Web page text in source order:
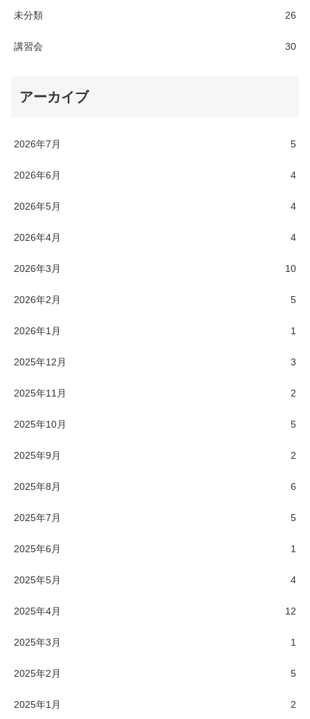
未分類 26
講習会 30
アーカイブ
2026年7月 5
2026年6月 4
2026年5月 4
2026年4月 4
2026年3月 10
2026年2月 5
2026年1月 1
2025年12月 3
2025年11月 2
2025年10月 5
2025年9月 2
2025年8月 6
2025年7月 5
2025年6月 1
2025年5月 4
2025年4月 12
2025年3月 1
2025年2月 5
2025年1月 2